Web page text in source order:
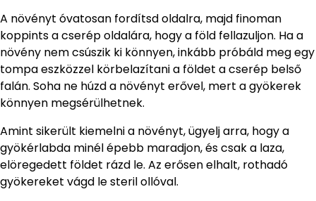
A növényt óvatosan fordítsd oldalra, majd finoman
koppints a cserép oldalára, hogy a föld fellazuljon. Ha a
növény nem csúszik ki könnyen, inkább próbáld meg egy
tompa eszközzel körbelazítani a földet a cserép belső
falán. Soha ne húzd a növényt erővel, mert a gyökerek
könnyen megsérülhetnek.
Amint sikerült kiemelni a növényt, ügyelj arra, hogy a
gyökérlabda minél épebb maradjon, és csak a laza,
elöregedett földet rázd le. Az erősen elhalt, rothadó
gyökereket vágd le steril ollóval.